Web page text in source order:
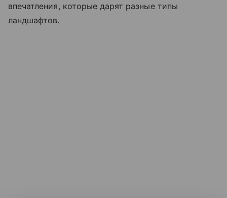
впечатления, которые дарят разные типы
ландшафтов.